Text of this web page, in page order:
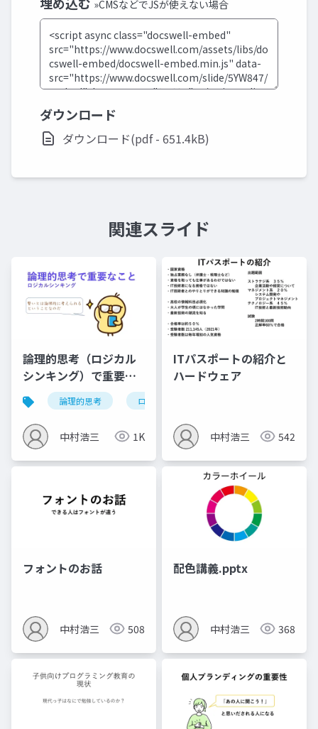
»CMSなどでJSが使えない場合
ダウンロード
ダウンロード(pdf - 651.4kB)
関連スライド
論理的思考（ロジカル
シンキング）で重要な
こと
論理的思考 ロジカルシンキング
中村浩三 1K
ITパスポートの紹介と
ハードウェア
中村浩三 542
フォントのお話
中村浩三 508
配色講義.pptx
中村浩三 368